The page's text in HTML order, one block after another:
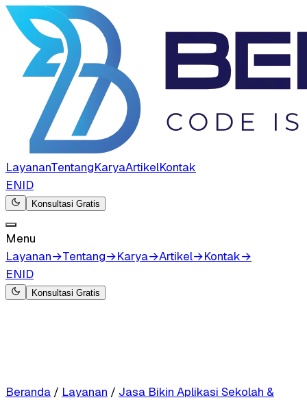
LayananTentangKaryaArtikelKontak
ENID
Konsultasi Gratis
Menu
Layanan→Tentang→Karya→Artikel→Kontak→
ENID
Konsultasi Gratis
Beranda / Layanan / Jasa Bikin Aplikasi Sekolah &